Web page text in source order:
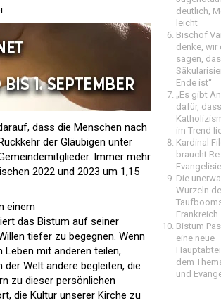
dass die Menschen nach
der Gläubigen unter
Immer mehr
2022 und 2023 um 1,15
einem
das Bistum auf seiner
tiefer zu begegnen. Wenn
Leben mit anderen teilen,
Welt andere begleiten, die
zu dieser persönlichen
die Kultur unserer Kirche zu
deutlich,
leicht
Bischof
denke, wir
sagen,
Ende ist“
„Es gibt
dafür,
im Trend
Kardinal
braucht
Die
Wurzeln
Frankreich
Bistum
eine neue
dem
und